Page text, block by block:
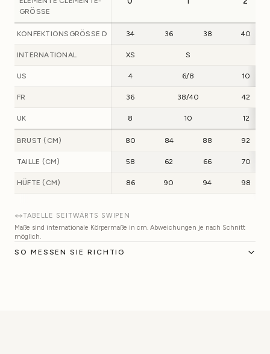
GRÖSSE
KONFEKTIONSGRÖSSE D 34 36 38 40
INTERNATIONAL XS S
US 4 6/8 10
FR 36 38/40 42
UK 8 10 12
BRUST (CM) 80 84 88 92
TAILLE (CM) 58 62 66 70
HÜFTE (CM) 86 90 94 98
TABELLE SEITWÄRTS SWIPEN
Maße sind internationale Körpermaße in cm. Abweichungen je nach Schnitt
möglich.
SO MESSEN SIE RICHTIG